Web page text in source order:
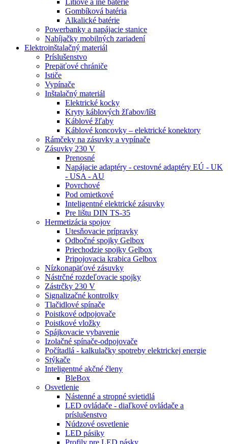
Lítiové a iné batérie
Gombíková batéria
Alkalické batérie
Powerbanky a napájacie stanice
Nabíjačky mobilných zariadení
Elektroinštalačný materiál
Príslušenstvo
Prepäťové chrániče
Ističe
Vypínače
Inštalačný materiál
Elektrické kocky
Kryty káblových žľabov/líšt
Káblové žľaby
Káblové koncovky – elektrické konektory
Rámčeky na zásuvky a vypínače
Zásuvky 230 V
Prenosné
Napájacie adaptéry - cestovné adaptéry EÚ - UK
- USA - AU
Povrchové
Pod omietkové
Inteligentné elektrické zásuvky
Pre lištu DIN TS-35
Hermetizácia spojov
Utesňovacie prípravky
Odbočné spojky Gelbox
Priechodzie spojky Gelbox
Pripojovacia krabica Gelbox
Nízkonapäťové zásuvky
Nástrčné rozdeľovacie spojky
Zástrčky 230 V
Signalizačné kontrolky
Tlačidlové spínače
Poistkové odpojovače
Poistkové vložky
Spájkovacie vybavenie
Izolačné spínače-odpojovače
Počítadlá - kalkulačky spotreby elektrickej energie
Stýkače
Inteligentné akčné členy
BleBox
Osvetlenie
Nástenné a stropné svietidlá
LED ovládače - diaľkové ovládače a
príslušenstvo
Núdzové osvetlenie
LED pásiky